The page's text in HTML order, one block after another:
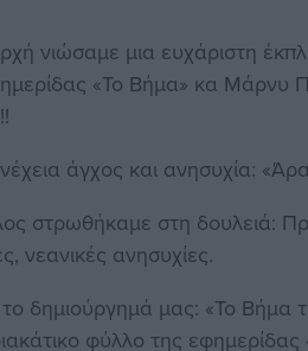
νιώσαμε μια ευχάριστη
«Το Βήμα» κα Μάρνυ
άγχος και ανησυχία:
στρωθήκαμε στη δουλειά:
νεανικές ανησυχίες.
δημιούργημά μας: «Το Βήμα
φύλλο της